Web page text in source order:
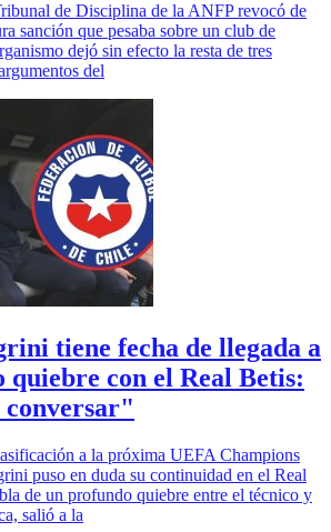
de Disciplina de la ANFP revocó de
sanción que pesaba sobre un club de
dejó sin efecto la resta de tres
del
tiene fecha de llegada a
quiebre con el Real Betis:
a la próxima UEFA Champions
puso en duda su continuidad en el Real
de un profundo quiebre entre el técnico y
salió a la